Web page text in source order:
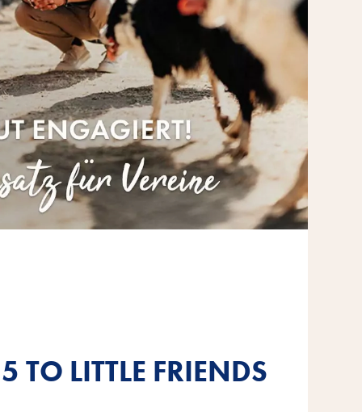
TO LITTLE FRIENDS
TO LITTLE FRIENDS
TO LITTLE FRIENDS